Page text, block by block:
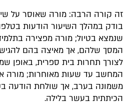
זה קורה הרבה: מורה שאוסר על
בודק במהלך השיעור הודעות
שנמצא בטיול; מורה מפצירה
המסך שלהם, אך מאיצה בהם
לצורך תחרות בית ספרית, באופן
המחשב עד שעות מאוחרות; מורה
משמונה בערב, אך שולחת הודעה
הכיתתית בעשר בלילה.